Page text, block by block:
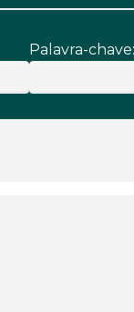
Palavra-chave: